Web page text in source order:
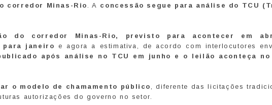
corredor Minas-Rio. A concessão segue para análise do TCU
do corredor Minas-Rio, previsto para acontecer em
janeiro e agora a estimativa, de acordo com interlocutores
após análise no TCU em junho e o leilão aconteça
o modelo de chamamento público, diferente das licitações
autorizações do governo no setor.